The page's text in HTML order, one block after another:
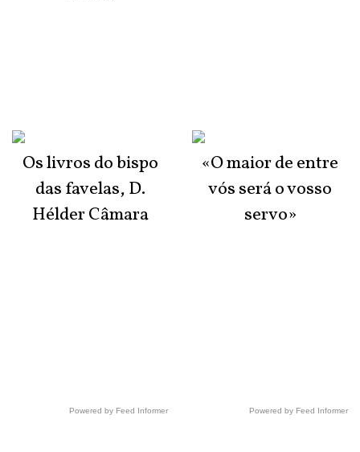
Os livros do bispo
das favelas, D.
Hélder Câmara
Powered by Feed Informer
«O maior de entre
vós será o vosso
servo»
Powered by Feed Informer